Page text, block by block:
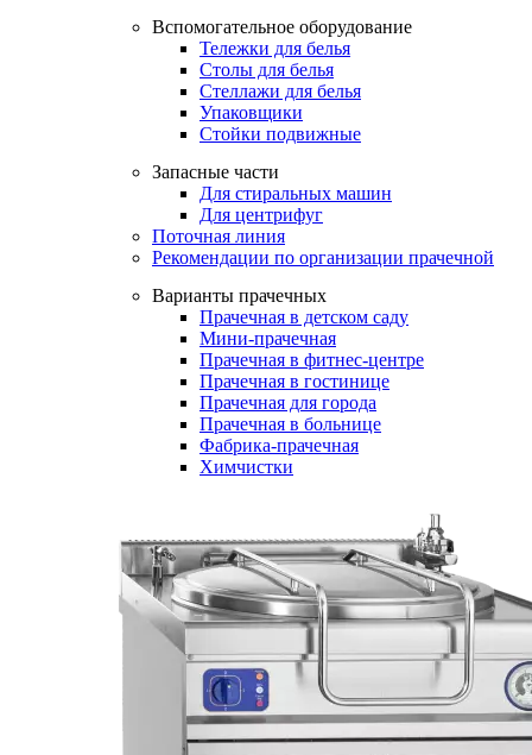
Вспомогательное оборудование
Тележки для белья
Столы для белья
Стеллажи для белья
Упаковщики
Стойки подвижные
Запасные части
Для стиральных машин
Для центрифуг
Поточная линия
Рекомендации по организации прачечной
Варианты прачечных
Прачечная в детском саду
Мини-прачечная
Прачечная в фитнес-центре
Прачечная в гостинице
Прачечная для города
Прачечная в больнице
Фабрика-прачечная
Химчистки